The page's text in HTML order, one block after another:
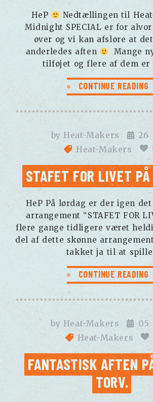
HeP
Nedtællingen til
Midnight SPECIAL er for
øver og vi kan afsløre at
anderledes aften
Mange
tilføjet og flere af dem er
CONTINUE READING
by Heat-Makers 26
Heat-Makers
STAFET FOR LIVET
HeP På lørdag er der igen
arrangement “STAFET FOR
flere gange tidligere været
del af dette skønne
takket ja til at
CONTINUE READING
by Heat-Makers 05
Heat-Makers
FANTASTISK AFTEN
TORV.